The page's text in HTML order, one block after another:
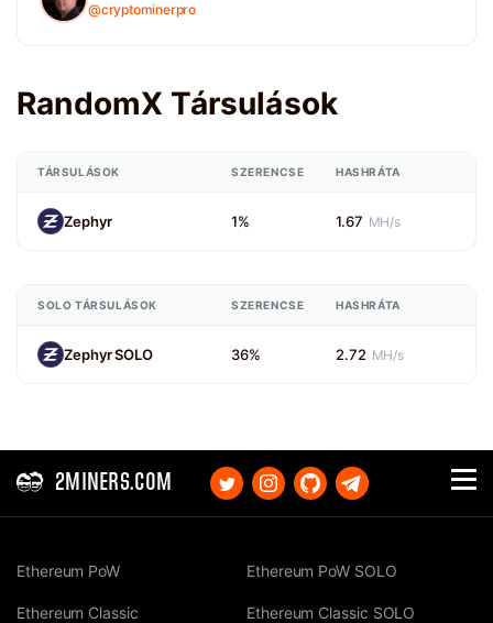
@cryptominerpro
RandomX Társulások
TÁRSULÁSOK SZERENCSE HASHRÁTA
Zephyr 1% 1.67 MH/s
SOLO TÁRSULÁSOK SZERENCSE HASHRÁTA
Zephyr SOLO 36% 2.72 MH/s
2MINERS.COM
Ethereum PoW
Ethereum Classic
Ethereum PoW SOLO
Ethereum Classic SOLO